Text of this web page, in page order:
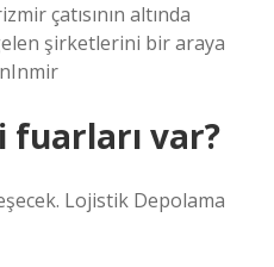
çatısının altında
şirketlerini bir araya
fuarları var?
Lojistik Depolama